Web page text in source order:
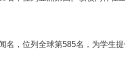
，位列全球第585名，为学生提